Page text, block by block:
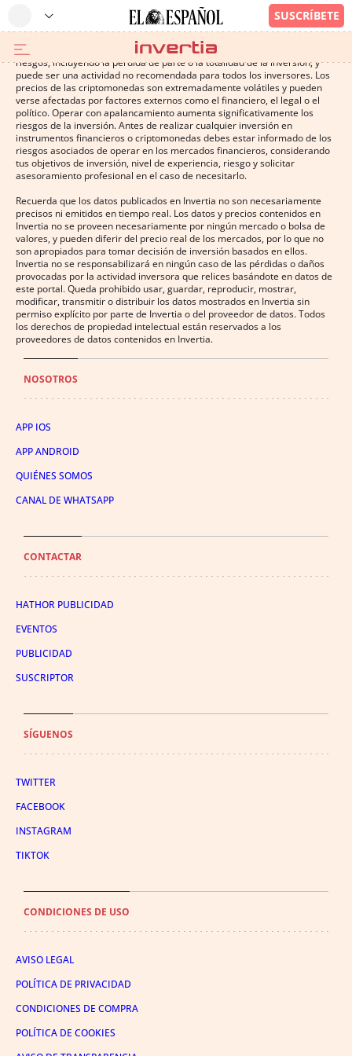
Operar con instrumentos financieros o criptomonedas conlleva altos
riesgos, incluyendo la pérdida de parte o la totalidad de la inversión, y
puede ser una actividad no recomendada para todos los inversores. Los
precios de las criptomonedas son extremadamente volátiles y pueden
verse afectadas por factores externos como el financiero, el legal o el
político. Operar con apalancamiento aumenta significativamente los
riesgos de la inversión. Antes de realizar cualquier inversión en
instrumentos financieros o criptomonedas debes estar informado de los
riesgos asociados de operar en los mercados financieros, considerando
tus objetivos de inversión, nivel de experiencia, riesgo y solicitar
asesoramiento profesional en el caso de necesitarlo.
Recuerda que los datos publicados en Invertia no son necesariamente
precisos ni emitidos en tiempo real. Los datos y precios contenidos en
Invertia no se proveen necesariamente por ningún mercado o bolsa de
valores, y pueden diferir del precio real de los mercados, por lo que no
son apropiados para tomar decisión de inversión basados en ellos.
Invertia no se responsabilizará en ningún caso de las pérdidas o daños
provocadas por la actividad inversora que relices basándote en datos de
este portal. Queda prohibido usar, guardar, reproducir, mostrar,
modificar, transmitir o distribuir los datos mostrados en Invertia sin
permiso explícito por parte de Invertia o del proveedor de datos. Todos
los derechos de propiedad intelectual están reservados a los
proveedores de datos contenidos en Invertia.
NOSOTROS
APP IOS
APP ANDROID
QUIÉNES SOMOS
CANAL DE WHATSAPP
CONTACTAR
HATHOR PUBLICIDAD
EVENTOS
PUBLICIDAD
SUSCRIPTOR
SÍGUENOS
TWITTER
FACEBOOK
INSTAGRAM
TIKTOK
CONDICIONES DE USO
AVISO LEGAL
POLÍTICA DE PRIVACIDAD
CONDICIONES DE COMPRA
POLÍTICA DE COOKIES